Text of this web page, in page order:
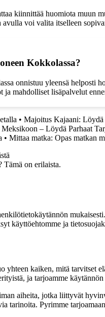
kiinnittää huomiota muun
voi valita itselleen
Kokkolassa?
onnistuu yleensä helposti
ja mahdolliset lisäpalvelut
• Majoitus Kajaani: Löydä
– Löydä Parhaat
• Mittaa matka: Opas matkan
on erilaista.
mukaisesti.
käyttöehtomme ja
yhteen kaiken, mitä tarvitset
ja tarjoamme
aiheita, jotka liittyvät
tarinoita. Pyrimme